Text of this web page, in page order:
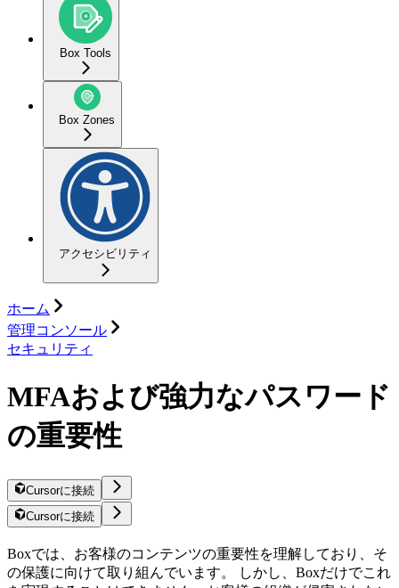
Box Tools
Box Zones
アクセシビリティ
ホーム
管理コンソール
セキュリティ
MFAおよび強力なパスワード
の重要性
Cursorに接続
Cursorに接続
Boxでは、お客様のコンテンツの重要性を理解しており、そ
の保護に向けて取り組んでいます。 しかし、Boxだけでこれ